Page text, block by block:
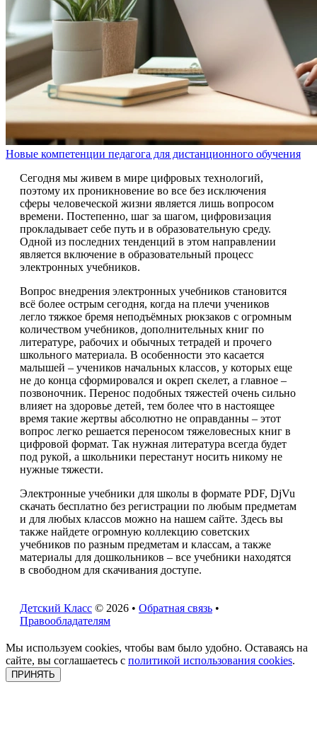
Новые компетенции педагога для дистанционного обучения
Сегодня мы живем в мире цифровых технологий,
поэтому их проникновение во все без исключения
сферы человеческой жизни является лишь вопросом
времени. Постепенно, шаг за шагом, цифровизация
прокладывает себе путь и в образовательную среду.
Одной из последних тенденций в этом направлении
является включение в образовательный процесс
электронных учебников.
Вопрос внедрения электронных учебников становится
всё более острым сегодня, когда на плечи учеников
легло тяжкое бремя неподъёмных рюкзаков с огромным
количеством учебников, дополнительных книг по
литературе, рабочих и обычных тетрадей и прочего
школьного материала. В особенности это касается
малышей – учеников начальных классов, у которых еще
не до конца сформировался и окреп скелет, а главное –
позвоночник. Перенос подобных тяжестей очень сильно
влияет на здоровье детей, тем более что в настоящее
время такие жертвы абсолютно не оправданны – этот
вопрос легко решается переносом тяжеловесных книг в
цифровой формат. Так нужная литература всегда будет
под рукой, а школьники перестанут носить никому не
нужные тяжести.
Электронные учебники для школы в формате PDF, DjVu
скачать бесплатно без регистрации по любым предметам
и для любых классов можно на нашем сайте. Здесь вы
также найдете огромную коллекцию советских
учебников по разным предметам и классам, а также
материалы для дошкольников – все учебники находятся
в свободном для скачивания доступе.
Детский Класс © 2026 • Обратная связь •
Правообладателям
Мы используем cookies, чтобы вам было удобно. Оставаясь на
сайте, вы соглашаетесь с политикой использования cookies.
ПРИНЯТЬ